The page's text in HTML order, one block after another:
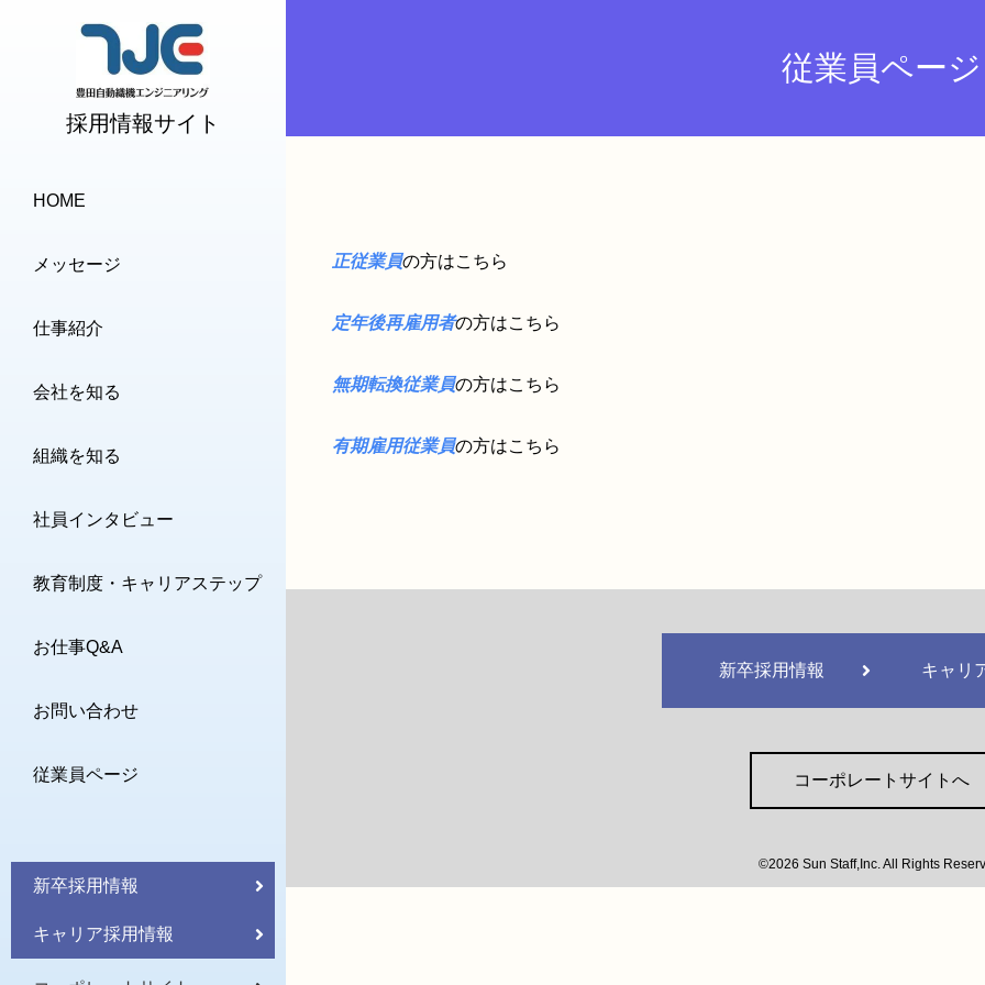
採用情報サイト
HOME
メッセージ
仕事紹介
会社を知る
組織を知る
社員インタビュー
教育制度・キャリアステップ
お仕事Q&A
お問い合わせ
従業員ページ
新卒採用情報
キャリア採用情報
従業員ページ
正従業員の方はこちら
定年後再雇用者の方はこちら
無期転換従業員の方はこちら
有期雇用従業員の方はこちら
新卒採用情報 キャリ
コーポレートサイトへ
©2026 Sun Staff,Inc. All Rights